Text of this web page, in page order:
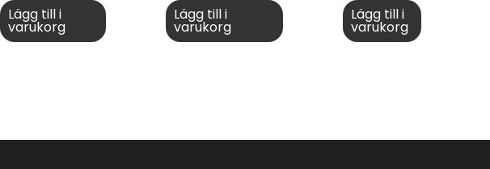
Lägg till i
varukorg
Lägg till i
varukorg
Lägg till i
varukorg